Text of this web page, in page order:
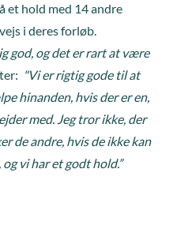
et hold med 14 andre
i deres forløb.
god, og det er rart at være
"Vi er rigtig gode til at
hinanden, hvis der er en,
med. Jeg tror ikke, der
de andre, hvis de ikke kan
vi har et godt hold.”